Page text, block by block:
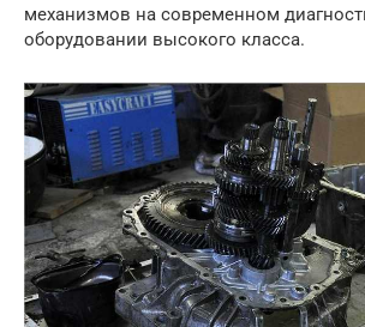
механизмов на современном
оборудовании высокого класса.